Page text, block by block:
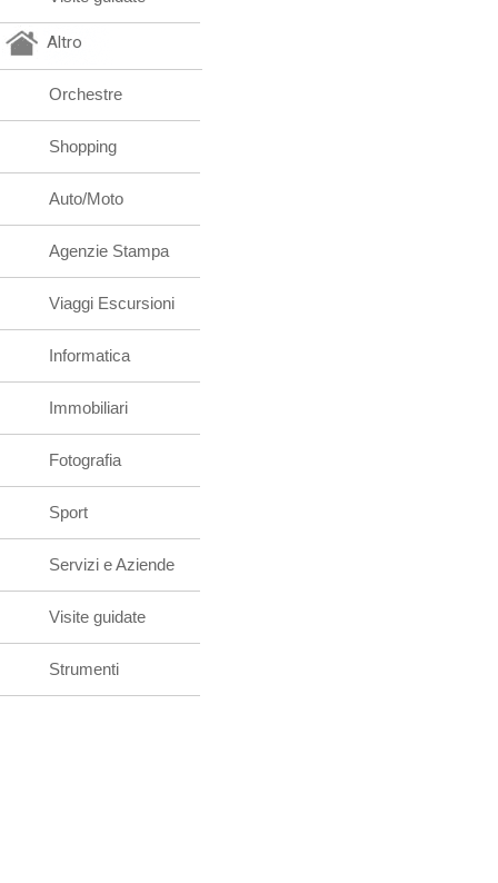
Altro
Orchestre
Shopping
Auto/Moto
Agenzie Stampa
Viaggi Escursioni
Informatica
Immobiliari
Fotografia
Sport
Servizi e Aziende
Visite guidate
Strumenti